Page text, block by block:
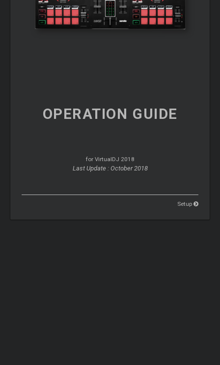
OPERATION GUIDE
for VirtualDJ 2018
Last Update : October 2018
Setup